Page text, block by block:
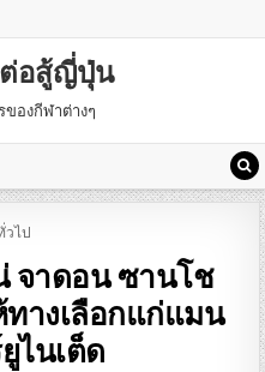
อสู้ญี่ปุ่น
ของกีฬาต่างๆ
วไป
จาดอน ซานโช
างเลือกแก่แมน
ไนเต็ด